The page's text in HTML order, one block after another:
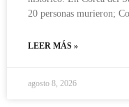
20 personas murieron;
LEER MÁS »
agosto 8, 2026